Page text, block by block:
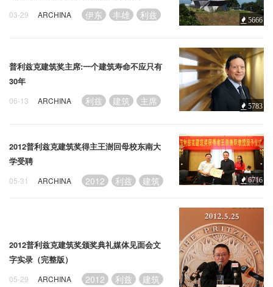
广告投放
03-29 ARCHINA 伊东 丰雄 利兹 5666
普利兹克建筑奖主席:一个建筑寿命不应只有
30年
06-13 ARCHINA 利兹 建筑 主席 5783
2012普利兹克建筑奖得主王澍回母校东南大
学受聘
05-31 ARCHINA 2012 利兹 建筑 6716
2012普利兹克建筑奖颁奖典礼媒体见面会文
字实录（完整版）
05-29 ARCHINA 2012 利兹 建筑